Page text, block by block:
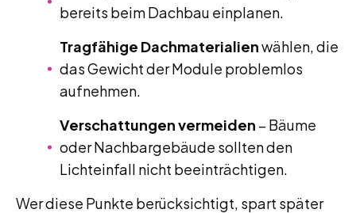
bereits beim Dachbau einplanen.
Tragfähige Dachmaterialienwählen, die
das Gewicht der Module problemlos
aufnehmen.
Verschattungen vermeiden – Bäume
oder Nachbargebäude sollten den
Lichteinfall nicht beeinträchtigen.
Wer diese Punkte berücksichtigt, spart später